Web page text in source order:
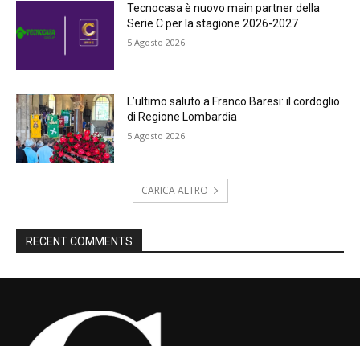
Tecnocasa è nuovo main partner della
Serie C per la stagione 2026-2027
5 Agosto 2026
L’ultimo saluto a Franco Baresi: il cordoglio
di Regione Lombardia
5 Agosto 2026
CARICA ALTRO
RECENT COMMENTS